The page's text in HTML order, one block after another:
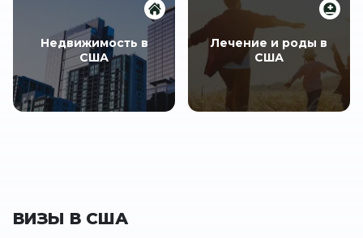
Недвижимость в
США
Лечение и роды в
США
ВИЗЫ В США